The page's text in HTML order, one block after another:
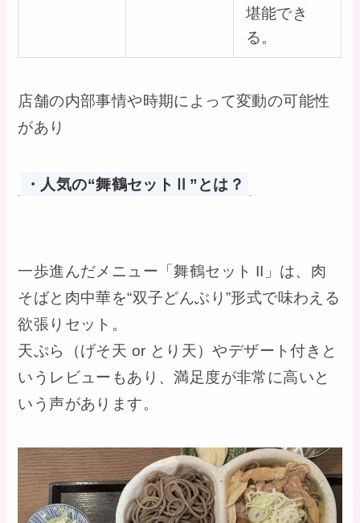
堪能でき
る。
店舗の内部事情や時期によって変動の可能性
があり
・人気の“舞鶴セットⅡ”とは？
一歩進んだメニュー「舞鶴セット II」は、肉
そばと肉中華を“双子どんぶり”形式で味わえる
欲張りセット。
天ぷら（げそ天 or とり天）やデザート付きと
いうレビューもあり、満足度が非常に高いと
いう声があります。